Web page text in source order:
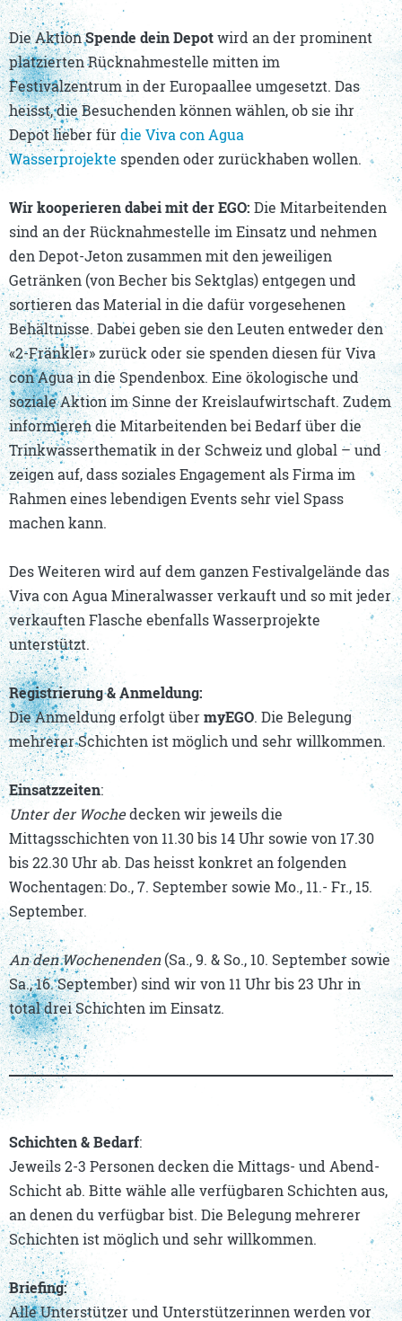
Die AktionSpende dein Depotwird an der prominent
platzierten Rücknahmestelle mitten im
Festivalzentrum in der Europaallee umgesetzt. Das
heisst, die Besuchenden können wählen, ob sie ihr
Depot lieber fürdie Viva con Agua
Wasserprojekte spenden oder zurückhaben wollen.
Wir kooperieren dabei mit der EGO: Die Mitarbeitenden
sind an der Rücknahmestelle im Einsatz und nehmen
den Depot-Jeton zusammen mit den jeweiligen
Getränken (von Becher bis Sektglas) entgegen und
sortieren das Material in die dafür vorgesehenen
Behältnisse. Dabei geben sie den Leuten entweder den
«2-Fränkler» zurück oder sie spenden diesen für Viva
con Agua in die Spendenbox. Eine ökologische und
soziale Aktion im Sinne der Kreislaufwirtschaft. Zudem
informieren die Mitarbeitenden bei Bedarf über die
Trinkwasserthematik in der Schweiz und global – und
zeigen auf, dass soziales Engagement als Firma im
Rahmen eines lebendigen Events sehr viel Spass
machen kann.
Des Weiteren wird auf dem ganzen Festivalgelände das
Viva con Agua Mineralwasser verkauft und so mit jeder
verkauften Flasche ebenfalls Wasserprojekte
unterstützt.
Registrierung & Anmeldung:
Die Anmeldung erfolgt übermyEGO. Die Belegung
mehrerer Schichten ist möglich und sehr willkommen.
Einsatzzeiten:
Unter der Wochedecken wir jeweils die
Mittagsschichten von 11.30 bis 14 Uhr sowie von 17.30
bis 22.30 Uhr ab. Das heisst konkret an folgenden
Wochentagen: Do., 7. September sowie Mo., 11.- Fr., 15.
September.
An den Wochenenden (Sa., 9. & So., 10. September sowie
Sa., 16. September) sind wir von 11 Uhr bis 23 Uhr in
total drei Schichten im Einsatz.
Schichten & Bedarf:
Jeweils 2-3 Personen decken die Mittags- und Abend-
Schicht ab. Bitte wähle alle verfügbaren Schichten aus,
an denen du verfügbar bist. Die Belegung mehrerer
Schichten ist möglich und sehr willkommen.
Briefing:
Alle Unterstützer und Unterstützerinnen werden vor